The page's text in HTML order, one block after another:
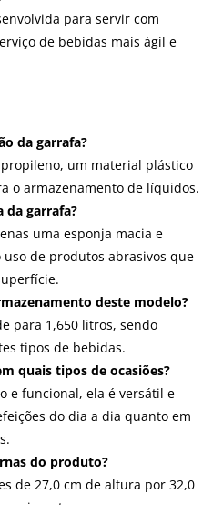
para servir com
de bebidas mais ágil e
da garrafa?
um material plástico
o armazenamento de líquidos.
da garrafa?
uma esponja macia e
de produtos abrasivos que
deste modelo?
para 1,650 litros, sendo
tipos de bebidas.
quais tipos de ocasiões?
e funcional, ela é versátil e
do dia a dia quanto em
do produto?
de 27,0 cm de altura por 32,0